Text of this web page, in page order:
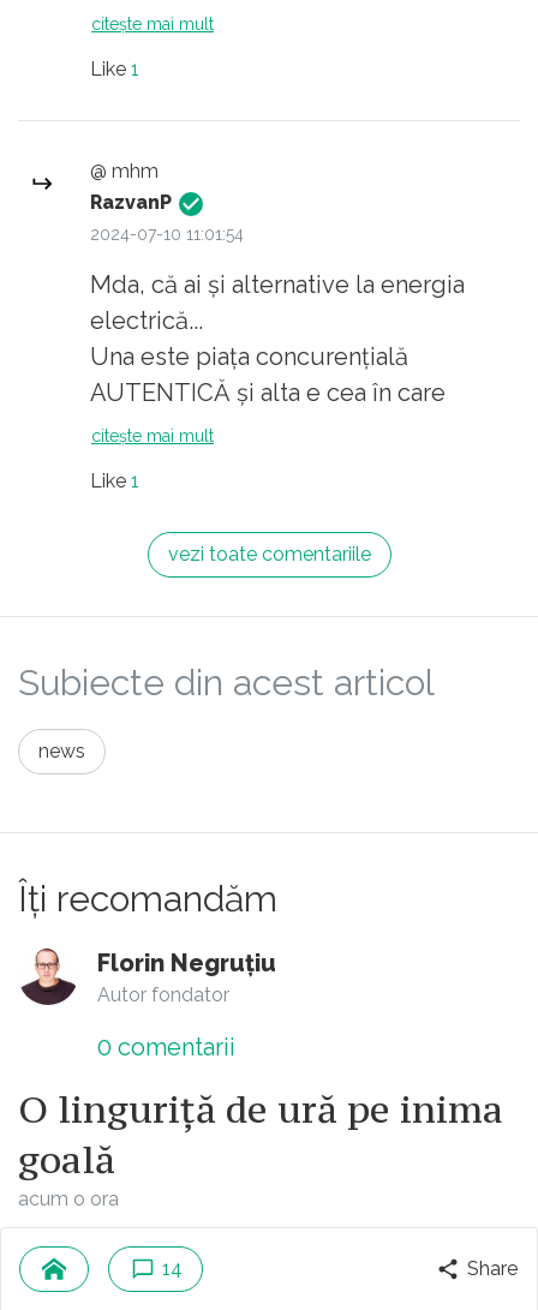
citește mai mult
Like 1
@ mhm
RazvanP
2024-07-10 11:01:54
Mda, că ai și alternative la energia
electrică...
Una este piața concurențială
AUTENTICĂ și alta e cea în care
consumatorii sunt captivi și n-au
esențială în secolul XXI, nu pentru că
prețul este "corect"!
citește mai mult
Like 1
vezi toate comentariile
Subiecte din acest articol
news
Îți recomandăm
Florin Negruțiu
Autor fondator
0 comentarii
O linguriță de ură pe inima
goală
acum o ora
14 Share